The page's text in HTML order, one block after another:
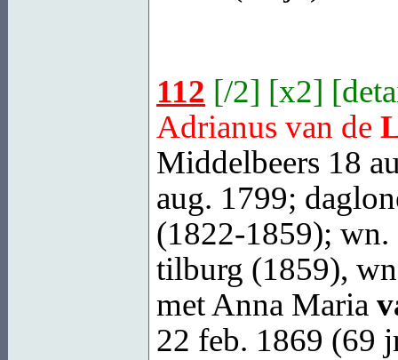
112 [/2] [x2] [
Adrianus van de
Middelbeers 18
aug. 1799;
(1822-1859);
tilburg (1859),
met Anna Maria
22 feb. 1869 (69